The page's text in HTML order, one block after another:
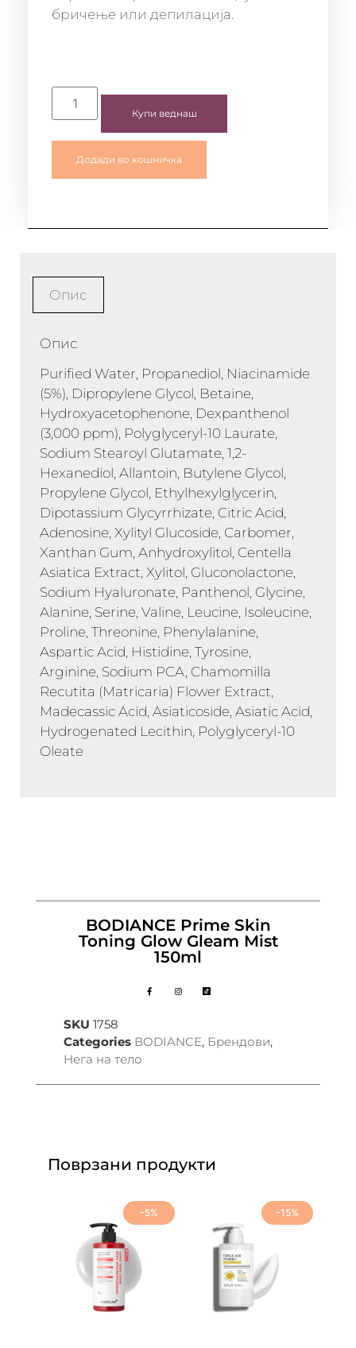
бричење или депилација.
Купи веднаш
Додади во кошничка
Опис
Опис
Purified Water, Propanediol, Niacinamide
(5%), Dipropylene Glycol, Betaine,
Hydroxyacetophenone, Dexpanthenol
(3,000 ppm), Polyglyceryl-10 Laurate,
Sodium Stearoyl Glutamate, 1,2-
Hexanediol, Allantoin, Butylene Glycol,
Propylene Glycol, Ethylhexylglycerin,
Dipotassium Glycyrrhizate, Citric Acid,
Adenosine, Xylityl Glucoside, Carbomer,
Xanthan Gum, Anhydroxylitol, Centella
Asiatica Extract, Xylitol, Gluconolactone,
Sodium Hyaluronate, Panthenol, Glycine,
Alanine, Serine, Valine, Leucine, Isoleucine,
Proline, Threonine, Phenylalanine,
Aspartic Acid, Histidine, Tyrosine,
Arginine, Sodium PCA, Chamomilla
Recutita (Matricaria) Flower Extract,
Madecassic Acid, Asiaticoside, Asiatic Acid,
Hydrogenated Lecithin, Polyglyceryl-10
Oleate
BODIANCE Prime Skin
Toning Glow Gleam Mist
150ml
SKU 1758
Categories BODIANCE, Брендови,
Нега на тело
Поврзани продукти
-5% -15%